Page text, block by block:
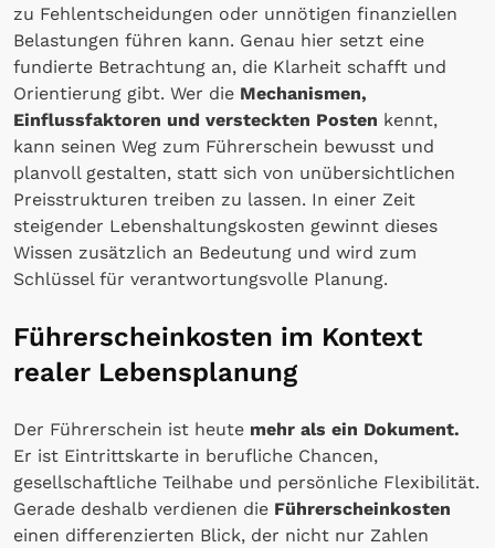
zu Fehlentscheidungen oder unnötigen finanziellen
Belastungen führen kann. Genau hier setzt eine
fundierte Betrachtung an, die Klarheit schafft und
Orientierung gibt. Wer die Mechanismen,
Einflussfaktoren und versteckten Posten kennt,
kann seinen Weg zum Führerschein bewusst und
planvoll gestalten, statt sich von unübersichtlichen
Preisstrukturen treiben zu lassen. In einer Zeit
steigender Lebenshaltungskosten gewinnt dieses
Wissen zusätzlich an Bedeutung und wird zum
Schlüssel für verantwortungsvolle Planung.
Führerscheinkosten im Kontext
realer Lebensplanung
Der Führerschein ist heute mehr als ein Dokument.
Er ist Eintrittskarte in berufliche Chancen,
gesellschaftliche Teilhabe und persönliche Flexibilität.
Gerade deshalb verdienen die Führerscheinkosten
einen differenzierten Blick, der nicht nur Zahlen